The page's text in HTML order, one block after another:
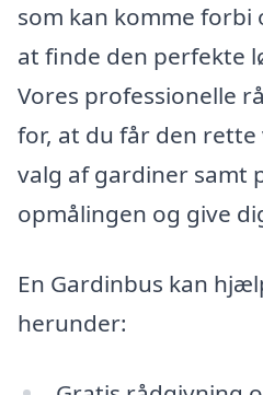
som kan komme
at finde den perfekte
Vores professionelle
for, at du får den
valg af gardiner samt
opmålingen og give
En Gardinbus kan
herunder: